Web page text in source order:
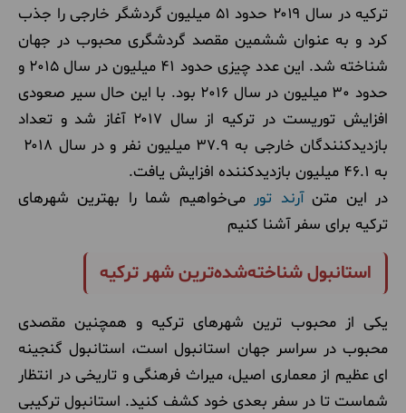
ترکیه در سال ۲۰۱۹ حدود ۵۱ میلیون گردشگر خارجی را جذب
کرد و به عنوان ششمین مقصد گردشگری محبوب در جهان
شناخته شد. این عدد چیزی حدود 41 میلیون در سال 2015 و
حدود 30 میلیون در سال 2016 بود. با این حال سیر صعودی
افزایش توریست در ترکیه از سال ۲۰۱۷ آغاز شد و تعداد
به ۴۶.۱ میلیون بازدیدکننده افزایش یافت.
در این متنآرند تور می‌خواهیم شما را بهترین شهرهای
ترکیه برای سفر آشنا کنیم
استانبول شناخته‌شده‌ترین شهر ترکیه
یکی از محبوب ترین شهرهای ترکیه و همچنین مقصدی
محبوب در سراسر جهان استانبول است، استانبول گنجینه
ای عظیم از معماری اصیل، میراث فرهنگی و تاریخی در انتظار
شماست تا در سفر بعدی خود کشف کنید. استانبول ترکیبی